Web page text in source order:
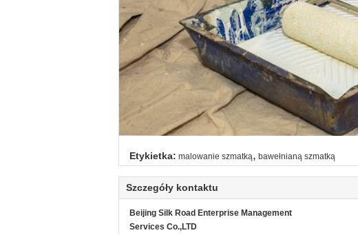
Etykietka: malowanie szmatką, bawełnianą szmatką
Szczegóły kontaktu
Beijing Silk Road Enterprise Management
Services Co.,LTD